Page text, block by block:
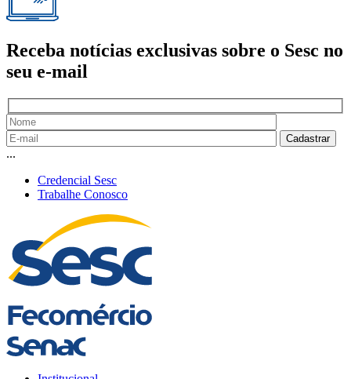
Receba notícias exclusivas sobre o Sesc no
seu e-mail
...
Credencial Sesc
Trabalhe Conosco